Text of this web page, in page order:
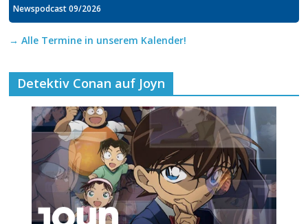
Newspodcast 09/2026
→ Alle Termine in unserem Kalender!
Detektiv Conan auf Joyn